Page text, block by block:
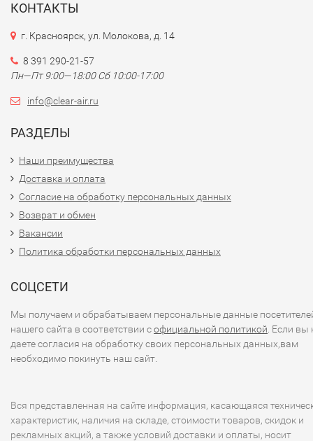
КОНТАКТЫ
г. Красноярск, ул. Молокова, д. 14
8 391 290-21-57
Пн—Пт 9:00—18:00 Сб 10:00-17:00
info@clear-air.ru
РАЗДЕЛЫ
Наши преимущества
Доставка и оплата
Согласие на обработку персональных данных
Возврат и обмен
Вакансии
Политика обработки персональных данных
СОЦСЕТИ
Мы получаем и обрабатываем персональные данные
нашего сайта в соответствии софициальной политикой . Если вы
даете согласия на обработку своих персональных данных,вам
необходимо покинуть наш сайт.
Вся представленная на сайте информация, касающаяся
характеристик, наличия на складе, стоимости товаров, скидок и
рекламных акций, а также условий доставки и оплаты, носит